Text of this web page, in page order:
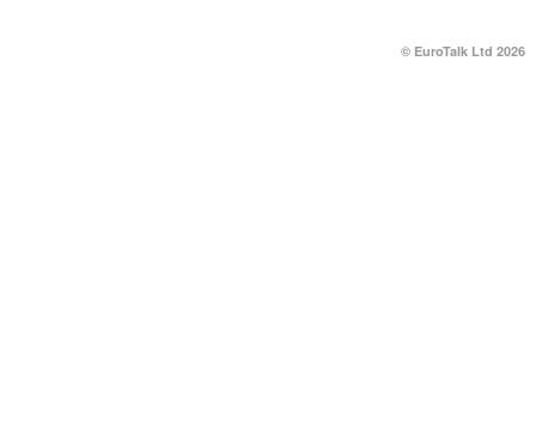
© EuroTalk Ltd 2026